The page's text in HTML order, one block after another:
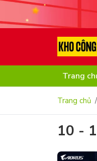
Trang
Trang chủ
10 -